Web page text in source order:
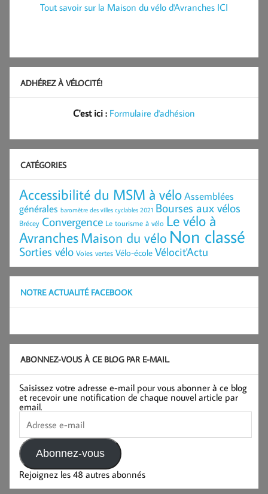
Tout savoir sur la Maison du vélo d'Avranches ICI
ADHÉREZ À VÉLOCITÉ!
C'est ici : Formulaire d'adhésion
CATÉGORIES
Accessibilité du MSM à véloAssemblées
générales baromètre des villes cyclables 2021 Bourses aux vélos
Brécey Convergence Le tourisme à vélo Le vélo à
AvranchesMaison du vélo Non classé
Sorties vélo Voies vertes Vélo-école Vélocit'Actu
NOTRE ACTUALITÉ FACEBOOK
ABONNEZ-VOUS À CE BLOG PAR E-MAIL.
Saisissez votre adresse e-mail pour vous abonner à ce blog
et recevoir une notification de chaque nouvel article par
email.
Adresse
e-
mail
Abonnez-vous
Rejoignez les 48 autres abonnés